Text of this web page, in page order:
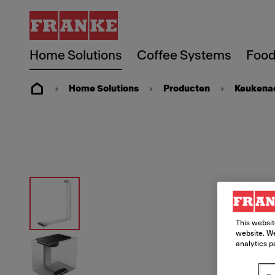
Home Solutions Coffee Systems
Home Solutions Producten
This
website.
analytics